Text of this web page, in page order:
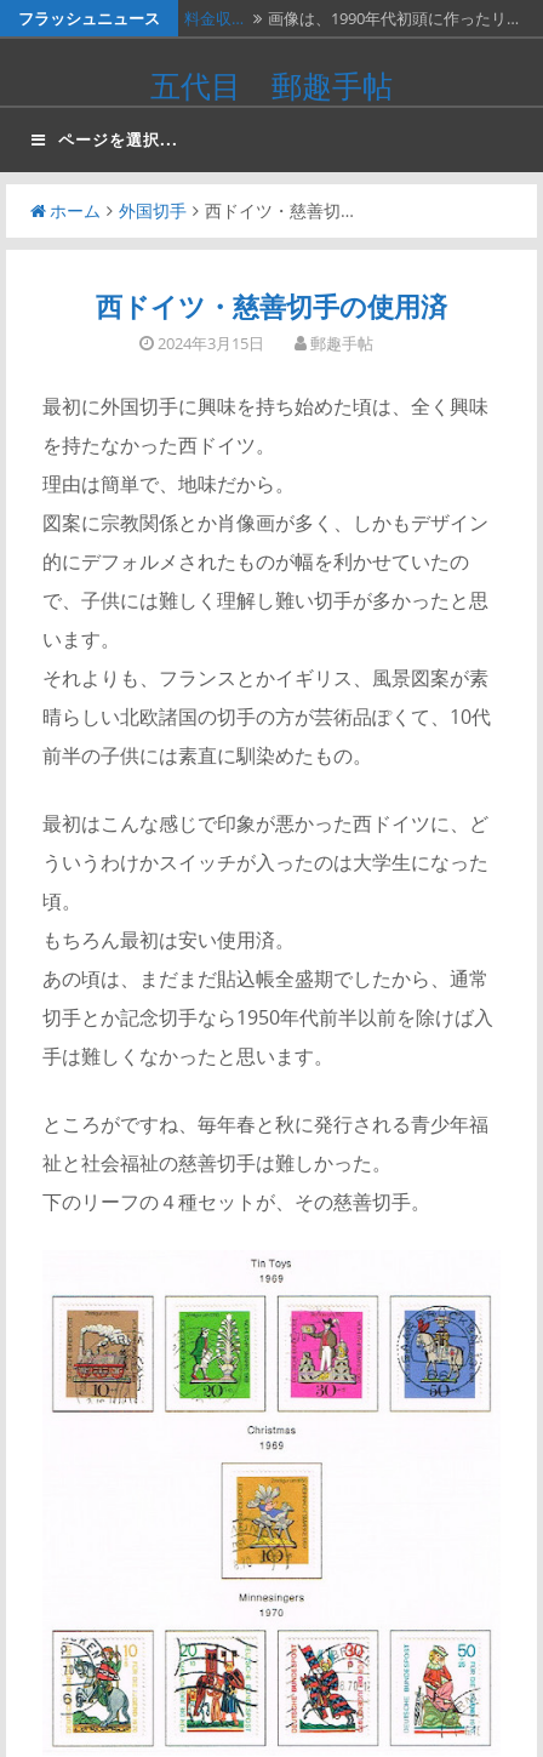
へ
キ
フラッシュニュース 料金収… 画像は、1990年代初頭に作ったリ…
画像は1967年に撮影された、ネパ…
２種類…
画像の２枚の第三次昭和５銭切手。
止…
ベトナ… 画像は、北ベトナムが1966年に発…
五代目 郵趣手帖
ページを選択...
ホーム 外国切手 西ドイツ・慈善切…
西ドイツ・慈善切手の使用済
2024年3月15日 郵趣手帖
最初に外国切手に興味を持ち始めた頃は、全く興味
を持たなかった西ドイツ。
理由は簡単で、地味だから。
図案に宗教関係とか肖像画が多く、しかもデザイン
的にデフォルメされたものが幅を利かせていたの
で、子供には難しく理解し難い切手が多かったと思
います。
それよりも、フランスとかイギリス、風景図案が素
晴らしい北欧諸国の切手の方が芸術品ぽくて、10代
前半の子供には素直に馴染めたもの。
最初はこんな感じで印象が悪かった西ドイツに、ど
ういうわけかスイッチが入ったのは大学生になった
頃。
もちろん最初は安い使用済。
あの頃は、まだまだ貼込帳全盛期でしたから、通常
切手とか記念切手なら1950年代前半以前を除けば入
手は難しくなかったと思います。
ところがですね、毎年春と秋に発行される青少年福
祉と社会福祉の慈善切手は難しかった。
下のリーフの４種セットが、その慈善切手。